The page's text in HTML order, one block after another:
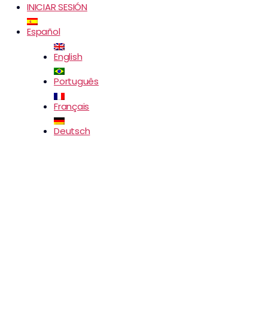
INICIAR SESIÓN
Español
English
Português
Français
Deutsch